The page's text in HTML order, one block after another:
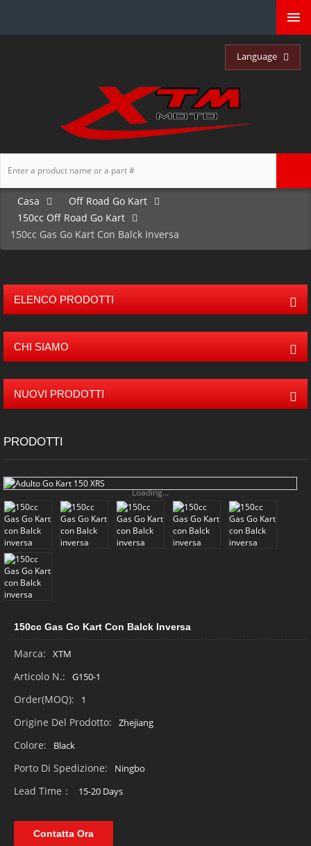
Language
Casa
Off Road Go Kart
150cc Off Road Go Kart
150cc Gas Go Kart Con Balck Inversa
ELENCO PRODOTTI
CHI SIAMO
NUOVI PRODOTTI
PRODOTTI
Loading...
150cc Gas Go Kart Con Balck Inversa
Marca: XTM
Articolo N.: G150-1
Order(MOQ): 1
Origine Del Prodotto: Zhejiang
Colore: Black
Porto Di Spedizione: Ningbo
Lead Time： 15-20 Days
Contatta Ora